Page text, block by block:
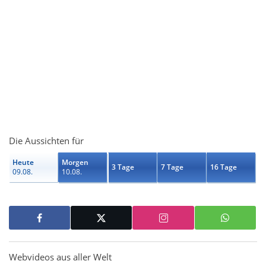
Die Aussichten für
Heute
09.08.
Morgen
10.08.
3 Tage 7 Tage 16 Tage
Webvideos aus aller Welt